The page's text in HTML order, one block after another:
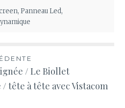
,Panneau Led,
/ Le Biollet
tête à tête avec Vistacom